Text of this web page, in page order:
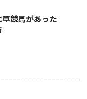
競馬があった